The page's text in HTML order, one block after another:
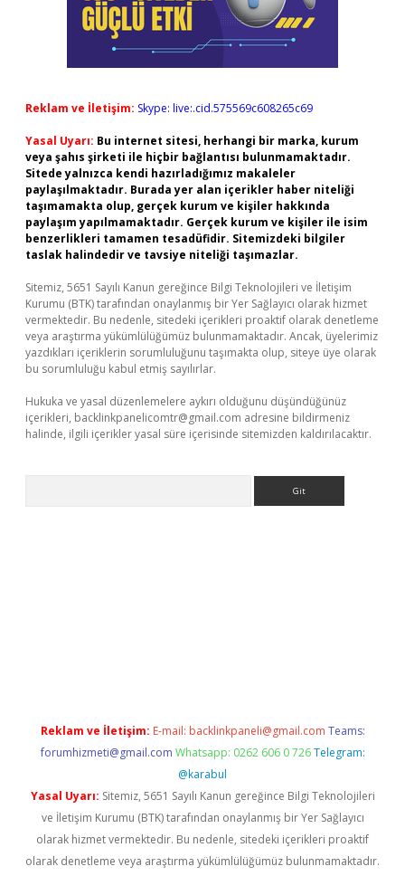
Reklam ve İletişim: Skype: live:.cid.575569c608265c69
Yasal Uyarı: Bu internet sitesi, herhangi bir marka, kurum
veya şahıs şirketi ile hiçbir bağlantısı bulunmamaktadır.
Sitede yalnızca kendi hazırladığımız makaleler
paylaşılmaktadır. Burada yer alan içerikler haber niteliği
taşımamakta olup, gerçek kurum ve kişiler hakkında
paylaşım yapılmamaktadır. Gerçek kurum ve kişiler ile isim
benzerlikleri tamamen tesadüfidir. Sitemizdeki bilgiler
taslak halindedir ve tavsiye niteliği taşımazlar.
Sitemiz, 5651 Sayılı Kanun gereğince Bilgi Teknolojileri ve İletişim
Kurumu (BTK) tarafından onaylanmış bir Yer Sağlayıcı olarak hizmet
vermektedir. Bu nedenle, sitedeki içerikleri proaktif olarak denetleme
veya araştırma yükümlülüğümüz bulunmamaktadır. Ancak, üyelerimiz
yazdıkları içeriklerin sorumluluğunu taşımakta olup, siteye üye olarak
bu sorumluluğu kabul etmiş sayılırlar.
Hukuka ve yasal düzenlemelere aykırı olduğunu düşündüğünüz
içerikleri, backlinkpanelicomtr@gmail.com adresine bildirmeniz
halinde, ilgili içerikler yasal süre içerisinde sitemizden kaldırılacaktır.
Reklam ve İletişim: E-mail: backlinkpaneli@gmail.com Teams:
forumhizmeti@gmail.com Whatsapp: 0262 606 0 726 Telegram:
@karabul
Yasal Uyarı: Sitemiz, 5651 Sayılı Kanun gereğince Bilgi Teknolojileri
ve İletişim Kurumu (BTK) tarafından onaylanmış bir Yer Sağlayıcı
olarak hizmet vermektedir. Bu nedenle, sitedeki içerikleri proaktif
olarak denetleme veya araştırma yükümlülüğümüz bulunmamaktadır.